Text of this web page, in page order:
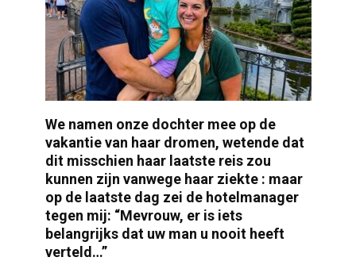
We namen onze dochter mee op de
vakantie van haar dromen, wetende dat
dit misschien haar laatste reis zou
kunnen zijn vanwege haar ziekte : maar
op de laatste dag zei de hotelmanager
tegen mij: “Mevrouw, er is iets
belangrijks dat uw man u nooit heeft
verteld…”